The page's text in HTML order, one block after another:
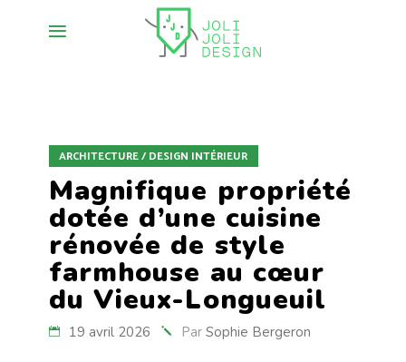
ARCHITECTURE / DESIGN INTÉRIEUR
Magnifique propriété
dotée d’une cuisine
rénovée de style
farmhouse au cœur
du Vieux-Longueuil
19 avril 2026 Par Sophie Bergeron